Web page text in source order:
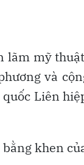
lãm mỹ
và
Liên
khen